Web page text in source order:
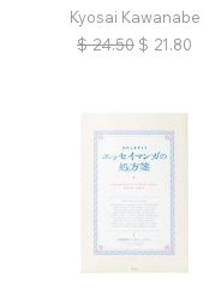
Kyosai Kawanabe
$ 24.50 $ 21.80